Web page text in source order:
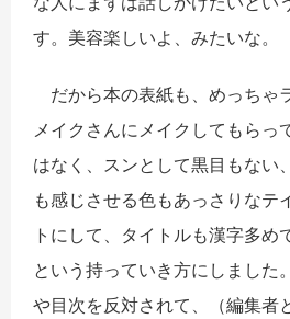
す。美容楽しいよ、みたいな。
だから本の表紙も、めっちゃ
メイクさんにメイクしてもらっ
はなく、スンとして黒目もない
も感じさせる色もあっさりなテ
トにして、タイトルも漢字多め
という持っていき方にしました
や目次を反対されて、（編集者